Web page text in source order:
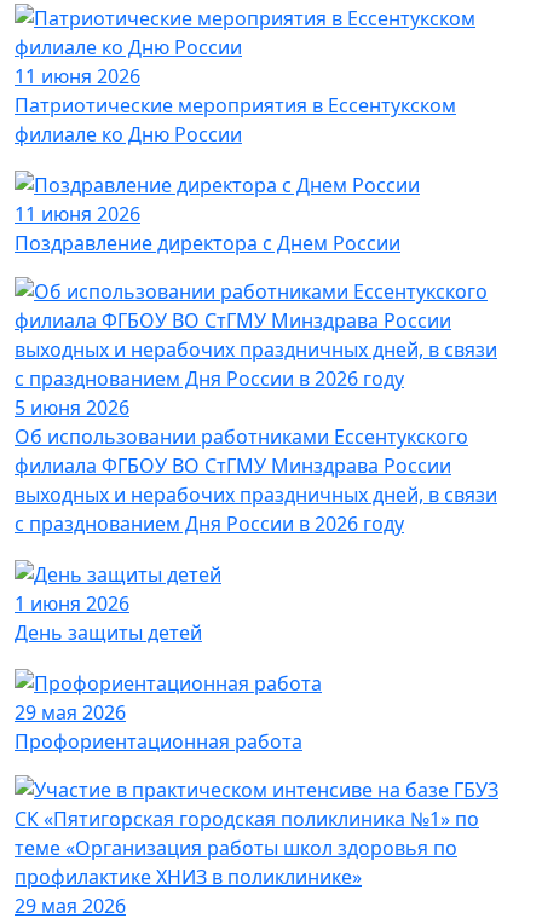
11 июня 2026
Патриотические мероприятия в Ессентукском
филиале ко Дню России
11 июня 2026
Поздравление директора с Днем России
5 июня 2026
Об использовании работниками Ессентукского
филиала ФГБОУ ВО СтГМУ Минздрава России
выходных и нерабочих праздничных дней, в связи
с празднованием Дня России в 2026 году
1 июня 2026
День защиты детей
29 мая 2026
Профориентационная работа
29 мая 2026